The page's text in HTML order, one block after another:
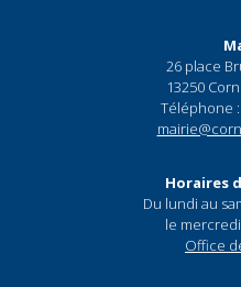
26 place
13250
Téléphone :
Horaires
Du lundi au
le
Office